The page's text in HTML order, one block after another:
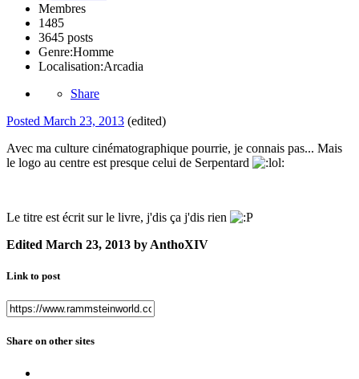
Membres
1485
3645 posts
Genre:Homme
Localisation:Arcadia
Share
Posted March 23, 2013 (edited)
Avec ma culture cinématographique pourrie, je connais pas... Mais
le logo au centre est presque celui de Serpentard
Le titre est écrit sur le livre, j'dis ça j'dis rien
Edited March 23, 2013 by AnthoXIV
Link to post
Share on other sites